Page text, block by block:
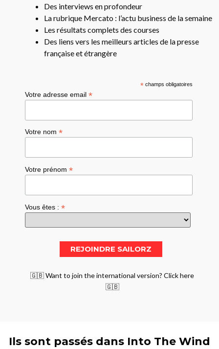
Des interviews en profondeur
La rubrique Mercato : l’actu business de la semaine
Les résultats complets des courses
Des liens vers les meilleurs articles de la presse
française et étrangère
*champs obligatoires
Votre adresse email*
Votre nom*
Votre prénom*
Vous êtes :*
🇬🇧 Want to join the international version? Click here
🇬🇧
Ils sont passés dans Into The Wind